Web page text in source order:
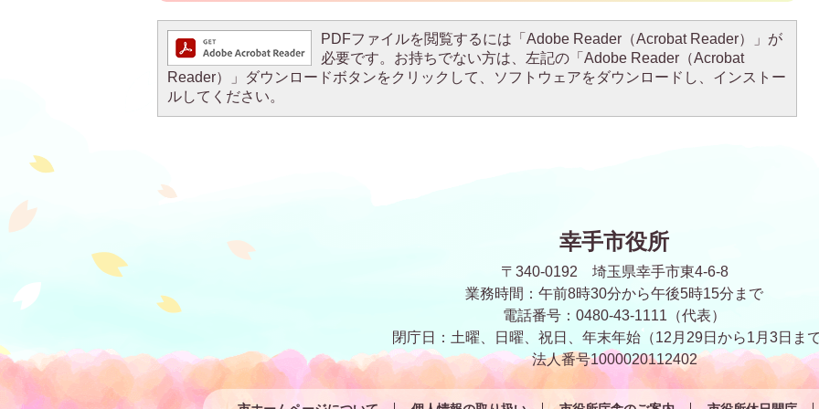
PDFファイルを閲覧するには「Adobe Reader（Acrobat Reader）」が
必要です。お持ちでない方は、左記の「Adobe Reader（Acrobat
Reader）」ダウンロードボタンをクリックして、ソフトウェアをダウンロードし、インストー
ルしてください。
幸手市役所
〒340-0192 埼玉県幸手市東4-6-8
業務時間：午前8時30分から午後5時15分まで
電話番号：0480-43-1111（代表）
閉庁日：土曜、日曜、祝日、年末年始 （12月29日から1月3日ま
法人番号1000020112402